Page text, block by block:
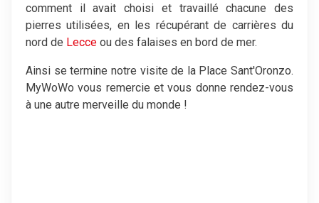
comment il avait choisi et travaillé chacune des
pierres utilisées, en les récupérant de carrières du
nord de Lecce ou des falaises en bord de mer.
Ainsi se termine notre visite de la Place Sant'Oronzo.
MyWoWo vous remercie et vous donne rendez-vous
à une autre merveille du monde !